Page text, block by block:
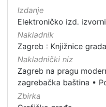
Izdanje
Elektroničko izd.
Nakladnik
Zagreb : Knjižnice
Nakladnički niz
Zagreb na pragu
zagrebačka baština •
Zbirka